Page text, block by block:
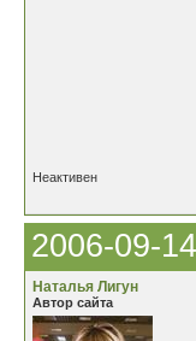
Неактивен
2006-09-
Наталья Лигун
Автор сайта